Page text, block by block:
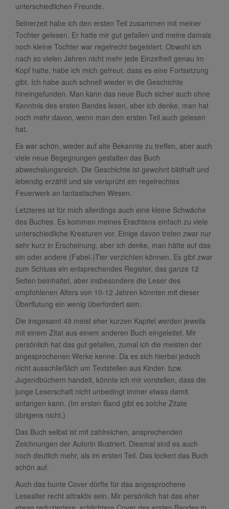
unterschiedlichen Freunde.
Seinerzeit habe ich den ersten Teil zusammen mit meiner
Tochter gelesen. Er hatte mir gut gefallen und meine damals
noch kleine Tochter war regelrecht begeistert. Obwohl ich
nach so vielen Jahren nicht mehr jede Einzelheit genau im
Kopf hatte, habe ich mich gefreut, dass es eine Fortsetzung
gibt. Ich habe auch schnell wieder in die Geschichte
hineingefunden. Man kann das neue Buch sicher auch ohne
Kenntnis des ersten Bandes lesen, aber ich denke, man hat
noch mehr davon, wenn man den ersten Teil auch gelesen
hat.
Es war schön, wieder auf alte Bekannte zu treffen, aber auch
viele neue Begegnungen gestalten das Buch
abwechslungsreich. Die Geschichte ist gewohnt bildhaft und
lebendig erzählt und sie versprüht ein regelrechtes
Feuerwerk an fantastischen Wesen.
Letzteres ist für mich allerdings auch eine kleine Schwäche
des Buches. Es kommen meines Erachtens einfach zu viele
unterschiedliche Kreaturen vor. Einige davon treten zwar nur
sehr kurz in Erscheinung, aber ich denke, man hätte auf das
ein oder andere (Fabel-)Tier verzichten können. Es gibt zwar
zum Schluss ein entsprechendes Register, das ganze 12
Seiten beinhaltet, aber insbesondere die Leser des
empfohlenen Alters von 10-12 Jahren könnten mit dieser
Überflutung ein wenig überfordert sein.
Die insgesamt 49 meist eher kurzen Kapitel werden jeweils
mit einem Zitat aus einem anderen Buch eingeleitet. Mir
persönlich hat das gut gefallen, zumal ich die meisten der
angesprochenen Werke kenne. Da es sich hierbei jedoch
nicht ausschließlich um Textstellen aus Kinder- bzw.
Jugendbüchern handelt, könnte ich mir vorstellen, dass die
junge Leserschaft nicht unbedingt immer etwas damit
anfangen kann. (Im ersten Band gibt es solche Zitate
übrigens nicht.)
Das Buch selbst ist mit zahlreichen, ansprechenden
Zeichnungen der Autorin illustriert. Diesmal sind es auch
noch deutlich mehr, als im ersten Teil. Das lockert das Buch
schön auf.
Auch das bunte Cover dürfte für das angesprochene
Lesealter recht attraktiv sein. Mir persönlich hat das eher